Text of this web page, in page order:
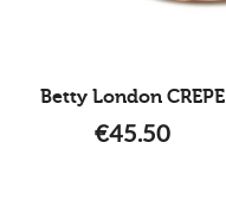
Betty London CREPE
€45.50